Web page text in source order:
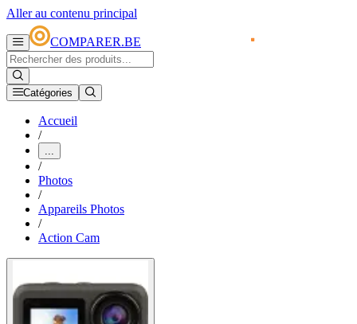
Aller au contenu principal
COMPARER.BE
Catégories
Accueil
/
...
/
Photos
/
Appareils Photos
/
Action Cam